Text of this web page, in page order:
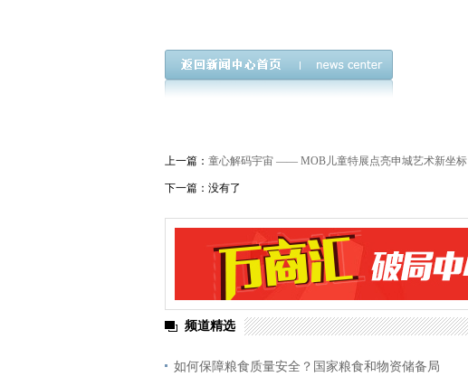
上一篇： 童心解码宇宙 —— MOB儿童特展点亮申城艺术新坐标
下一篇：没有了
频道精选
如何保障粮食质量安全？国家粮食和物资储备局